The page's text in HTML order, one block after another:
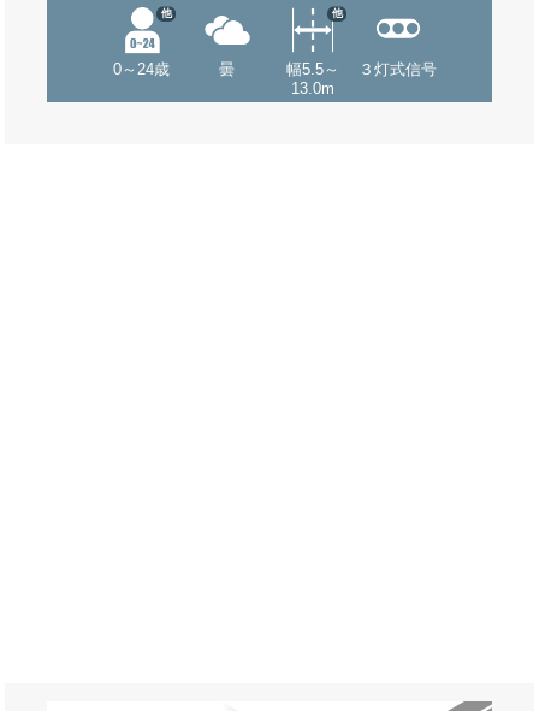
0～24歳
他
曇
幅5.5～
13.0m
他
３灯式信号